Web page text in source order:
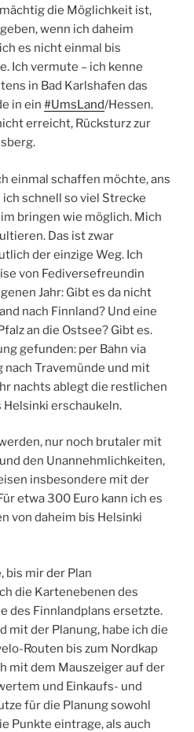
die Möglichkeit ist,
wenn ich daheim
es nicht einmal bis
Ich vermute – ich kenne
in Bad Karlshafen das
in ein #UmsLand/Hessen.
erreicht, Rücksturz zur
einmal schaffen möchte, ans
ich schnell so viel Strecke
bringen wie möglich. Mich
Das ist zwar
der einzige Weg. Ich
von Fediversefreundin
Jahr: Gibt es da nicht
nach Finnland? Und eine
an die Ostsee? Gibt es.
gefunden: per Bahn via
nach Travemünde und mit
nachts ablegt die restlichen
erschaukeln.
nur noch brutaler mit
den Unannehmlichkeiten,
insbesondere mit der
etwa 300 Euro kann ich es
von daheim bis Helsinki
bis mir der Plan
die Kartenebenen des
des Finnlandplans ersetzte.
mit der Planung, habe ich die
Routen bis zum Nordkap
mit dem Mauszeiger auf der
und Einkaufs- und
für die Planung sowohl
Punkte eintrage, als auch